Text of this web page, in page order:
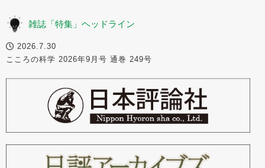
雑誌「特集」ヘッドライン
2026.7.30
こころの科学 2026年9月号 通巻 249号